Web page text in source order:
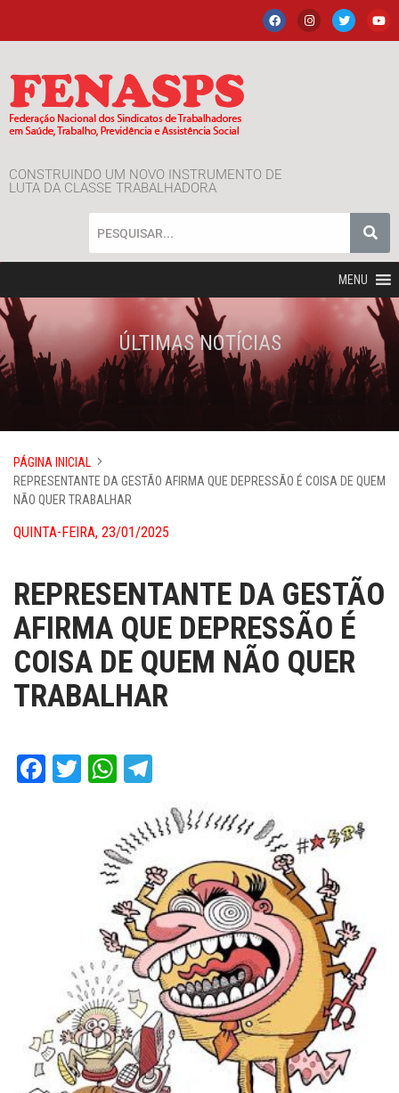
CONSTRUINDO UM NOVO INSTRUMENTO DE
LUTA DA CLASSE TRABALHADORA
MENU
ÚLTIMAS NOTÍCIAS
PÁGINA INICIAL
REPRESENTANTE DA GESTÃO AFIRMA QUE DEPRESSÃO É COISA DE QUEM
NÃO QUER TRABALHAR
QUINTA-FEIRA, 23/01/2025
REPRESENTANTE DA GESTÃO
AFIRMA QUE DEPRESSÃO É
COISA DE QUEM NÃO QUER
TRABALHAR
Facebook
TwitterWhatsApp